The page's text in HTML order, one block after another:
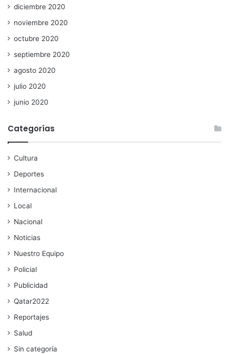
diciembre 2020
noviembre 2020
octubre 2020
septiembre 2020
agosto 2020
julio 2020
junio 2020
Categorías
Cultura
Deportes
Internacional
Local
Nacional
Noticias
Nuestro Equipo
Policial
Publicidad
Qatar2022
Reportajes
Salud
Sin categoría